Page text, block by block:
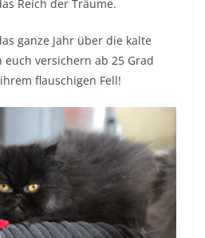
Reich der Träume.
ganze Jahr über die kalte
euch versichern ab 25 Grad
flauschigen Fell!